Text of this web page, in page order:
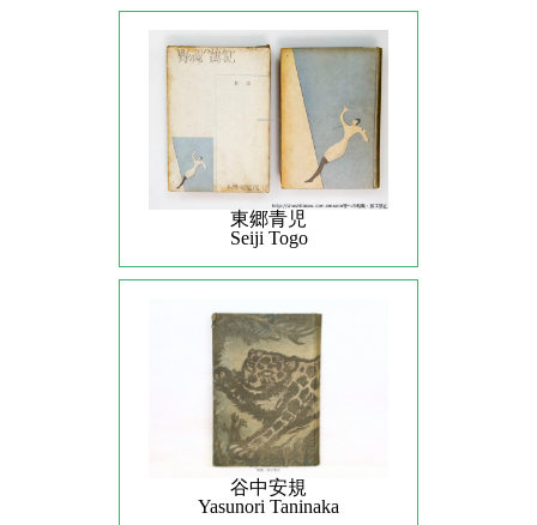
東郷青児
Seiji Togo
谷中安規
Yasunori Taninaka